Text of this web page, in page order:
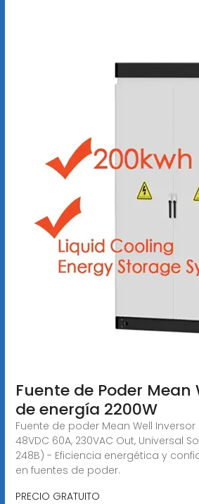
Fuente de Poder Mean
de energía 2200W
Fuente de poder Mean Well
48VDC 60A, 230VAC Out, Universal
248B) - Eficiencia energética y
en fuentes de poder.
PRECIO GRATUITO